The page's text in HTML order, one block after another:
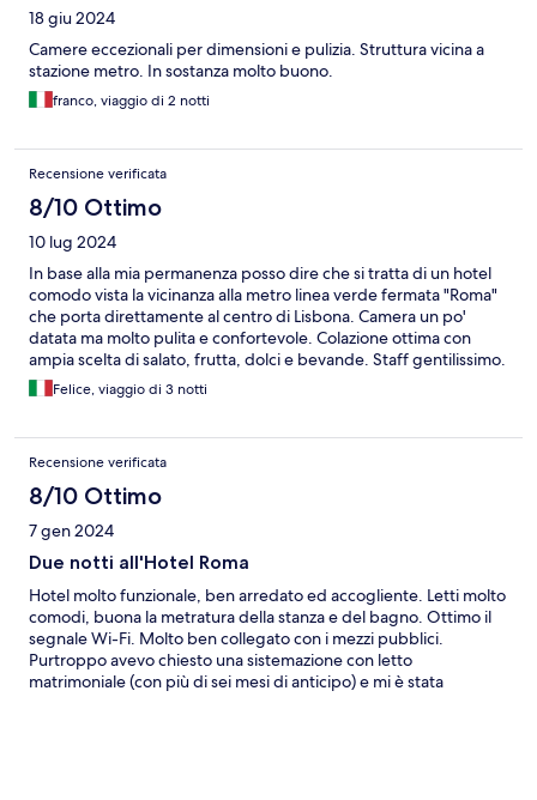
18 giu 2024
Camere eccezionali per dimensioni e pulizia. Struttura vicina a
stazione metro. In sostanza molto buono.
franco, viaggio di 2 notti
Recensione verificata
8/10 Ottimo
10 lug 2024
In base alla mia permanenza posso dire che si tratta di un hotel
comodo vista la vicinanza alla metro linea verde fermata "Roma"
che porta direttamente al centro di Lisbona. Camera un po'
datata ma molto pulita e confortevole. Colazione ottima con
ampia scelta di salato, frutta, dolci e bevande. Staff gentilissimo.
Consigliato.
Felice, viaggio di 3 notti
Recensione verificata
8/10 Ottimo
7 gen 2024
Due notti all'Hotel Roma
Hotel molto funzionale, ben arredato ed accogliente. Letti molto
comodi, buona la metratura della stanza e del bagno. Ottimo il
segnale Wi-Fi. Molto ben collegato con i mezzi pubblici.
Purtroppo avevo chiesto una sistemazione con letto
matrimoniale (con più di sei mesi di anticipo) e mi è stata